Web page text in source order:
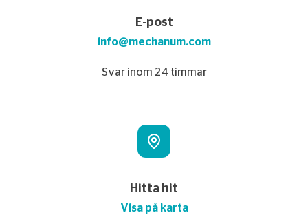
E-post
info@mechanum.com
Svar inom 24 timmar
Hitta hit
Visa på karta